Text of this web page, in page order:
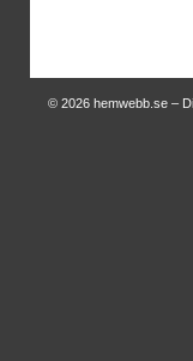
© 2026 hemwebb.se –